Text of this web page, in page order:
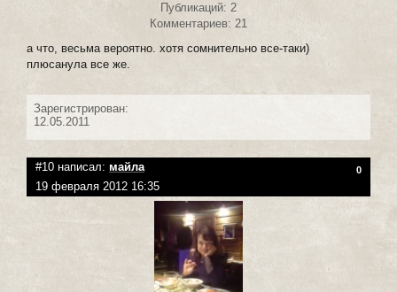
Публикаций: 2
Комментариев: 21
а что, весьма вероятно. хотя сомнительно все-таки)
плюсанула все же.
Зарегистрирован:
12.05.2011
#10 написал: майла 0
19 февраля 2012 16:35